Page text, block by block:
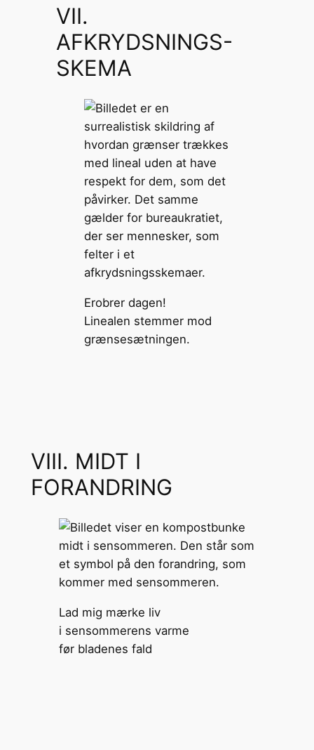
VII.
AFKRYDSNINGS-
SKEMA
Erobrer dagen!
Linealen stemmer mod
grænsesætningen.
VIII. MIDT I
FORANDRING
Lad mig mærke liv
i sensommerens varme
før bladenes fald